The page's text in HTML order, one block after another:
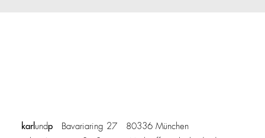
karl undp Bavariaring 27 80336 München